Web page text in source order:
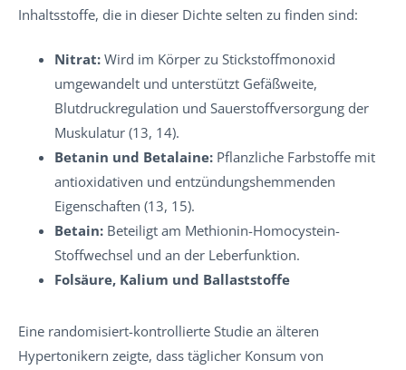
Inhaltsstoffe, die in dieser Dichte selten zu finden sind:
Nitrat: Wird im Körper zu Stickstoffmonoxid
umgewandelt und unterstützt Gefäßweite,
Blutdruckregulation und Sauerstoffversorgung der
Muskulatur (13, 14).
Betanin und Betalaine: Pflanzliche Farbstoffe mit
antioxidativen und entzündungshemmenden
Eigenschaften (13, 15).
Betain: Beteiligt am Methionin-Homocystein-
Stoffwechsel und an der Leberfunktion.
Folsäure, Kalium und Ballaststoffe
Eine randomisiert-kontrollierte Studie an älteren
Hypertonikern zeigte, dass täglicher Konsum von